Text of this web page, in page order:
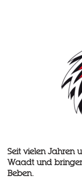
Seit vielen Jahren
Waadt und
Beben.